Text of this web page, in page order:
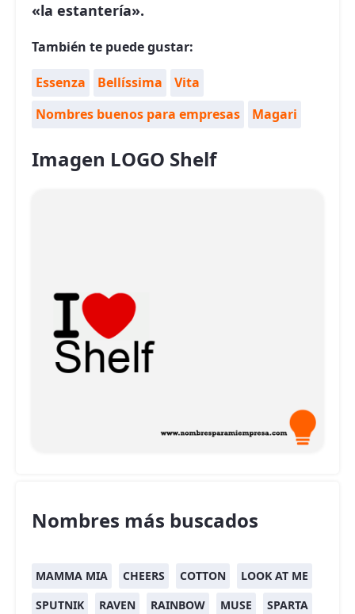
«la estantería».
También te puede gustar:
Essenza Bellíssima
Vita
Nombres buenos para empresas
Magari
Imagen LOGO Shelf
Nombres más buscados
MAMMA MIA CHEERS COTTON
LOOK AT ME
SPUTNIK
RAVEN RAINBOW MUSE
SPARTA